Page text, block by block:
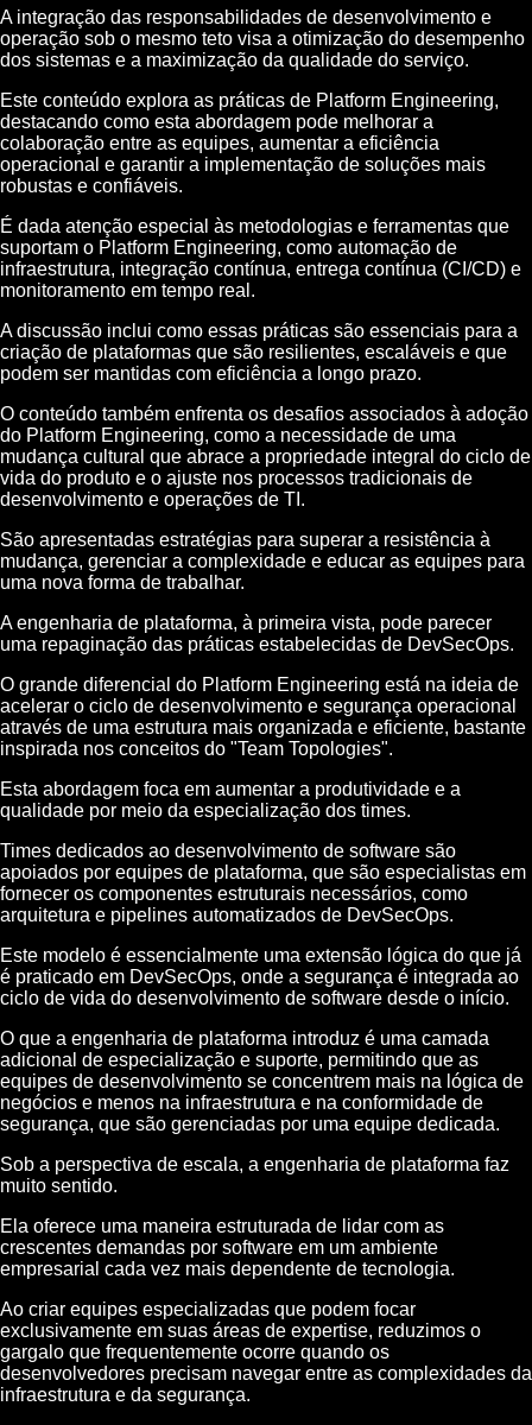
A integração das responsabilidades de desenvolvimento e
operação sob o mesmo teto visa a otimização do desempenho
dos sistemas e a maximização da qualidade do serviço.
Este conteúdo explora as práticas de Platform Engineering,
destacando como esta abordagem pode melhorar a
colaboração entre as equipes, aumentar a eficiência
operacional e garantir a implementação de soluções mais
robustas e confiáveis.
É dada atenção especial às metodologias e ferramentas que
suportam o Platform Engineering, como automação de
infraestrutura, integração contínua, entrega contínua (CI/CD) e
monitoramento em tempo real.
A discussão inclui como essas práticas são essenciais para a
criação de plataformas que são resilientes, escaláveis e que
podem ser mantidas com eficiência a longo prazo.
O conteúdo também enfrenta os desafios associados à adoção
do Platform Engineering, como a necessidade de uma
mudança cultural que abrace a propriedade integral do ciclo de
vida do produto e o ajuste nos processos tradicionais de
desenvolvimento e operações de TI.
São apresentadas estratégias para superar a resistência à
mudança, gerenciar a complexidade e educar as equipes para
uma nova forma de trabalhar.
A engenharia de plataforma, à primeira vista, pode parecer
uma repaginação das práticas estabelecidas de DevSecOps.
O grande diferencial do Platform Engineering está na ideia de
acelerar o ciclo de desenvolvimento e segurança operacional
através de uma estrutura mais organizada e eficiente, bastante
inspirada nos conceitos do "Team Topologies".
Esta abordagem foca em aumentar a produtividade e a
qualidade por meio da especialização dos times.
Times dedicados ao desenvolvimento de software são
apoiados por equipes de plataforma, que são especialistas em
fornecer os componentes estruturais necessários, como
arquitetura e pipelines automatizados de DevSecOps.
Este modelo é essencialmente uma extensão lógica do que já
é praticado em DevSecOps, onde a segurança é integrada ao
ciclo de vida do desenvolvimento de software desde o início.
O que a engenharia de plataforma introduz é uma camada
adicional de especialização e suporte, permitindo que as
equipes de desenvolvimento se concentrem mais na lógica de
negócios e menos na infraestrutura e na conformidade de
segurança, que são gerenciadas por uma equipe dedicada.
Sob a perspectiva de escala, a engenharia de plataforma faz
muito sentido.
Ela oferece uma maneira estruturada de lidar com as
crescentes demandas por software em um ambiente
empresarial cada vez mais dependente de tecnologia.
Ao criar equipes especializadas que podem focar
exclusivamente em suas áreas de expertise, reduzimos o
gargalo que frequentemente ocorre quando os
desenvolvedores precisam navegar entre as complexidades da
infraestrutura e da segurança.